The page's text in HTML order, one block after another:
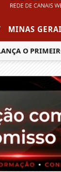
MINAS
O PRIMEIRO